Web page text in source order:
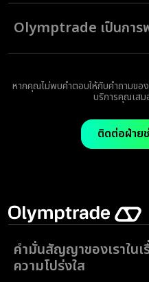
ใช่ Olymptrade ทำงานในสภาพแ
เครื่องมือลดความเสี่ยงที่จำเป็นเพื่อ
แพลตฟอร์มของเรา
Olymptrade เป็นการ
ไม่ใช่ Olymptrade เป็นแพลตฟอร์ม
การเทรดเพื่อวิเคราะห์การเคลื่อนไ
หากคุณไม่พบคำตอบให้กับคำถามขอ
บริการคุณเส
ติดต่อฝ่าย
คำมั่นสัญญาของเราใน
ความโปร่งใส